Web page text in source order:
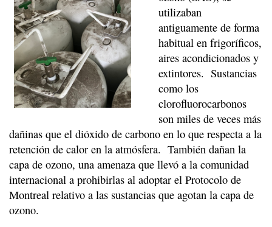
utilizaban
antiguamente de forma
habitual en frigoríficos,
aires acondicionados y
extintores. Sustancias
como los
clorofluorocarbonos
son miles de veces más
dañinas que el dióxido de carbono en lo que respecta a la
retención de calor en la atmósfera. También dañan la
capa de ozono, una amenaza que llevó a la comunidad
internacional a prohibirlas al adoptar el Protocolo de
Montreal relativo a las sustancias que agotan la capa de
ozono.